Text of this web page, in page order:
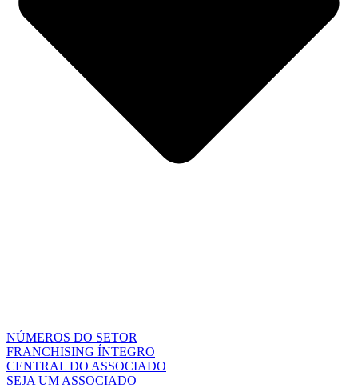
NÚMEROS DO SETOR
FRANCHISING ÍNTEGRO
CENTRAL DO ASSOCIADO
SEJA UM ASSOCIADO